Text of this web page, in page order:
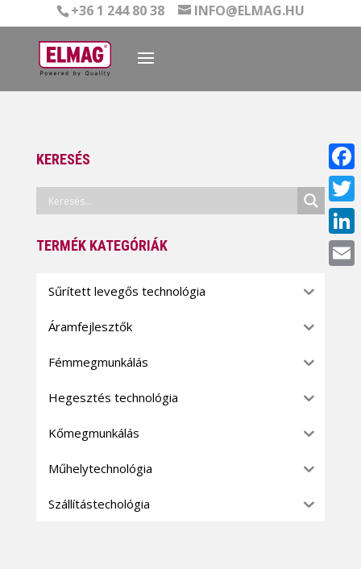
+36 1 244 80 38 INFO@ELMAG.HU
KERESÉS
TERMÉK KATEGÓRIÁK
Sűrített levegős technológia
Áramfejlesztők
Fémmegmunkálás
Hegesztés technológia
Kőmegmunkálás
Műhelytechnológia
Szállítástechológia